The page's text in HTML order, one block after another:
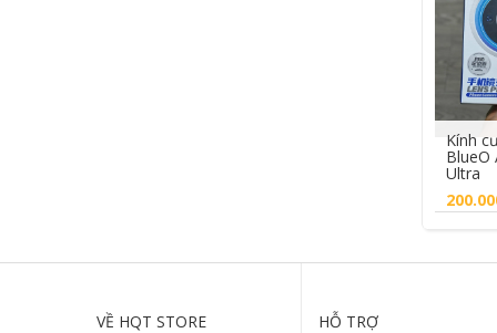
Mua hàng
Kính
BlueO
Ultra
VỀ HQT STORE HỖ TRỢ